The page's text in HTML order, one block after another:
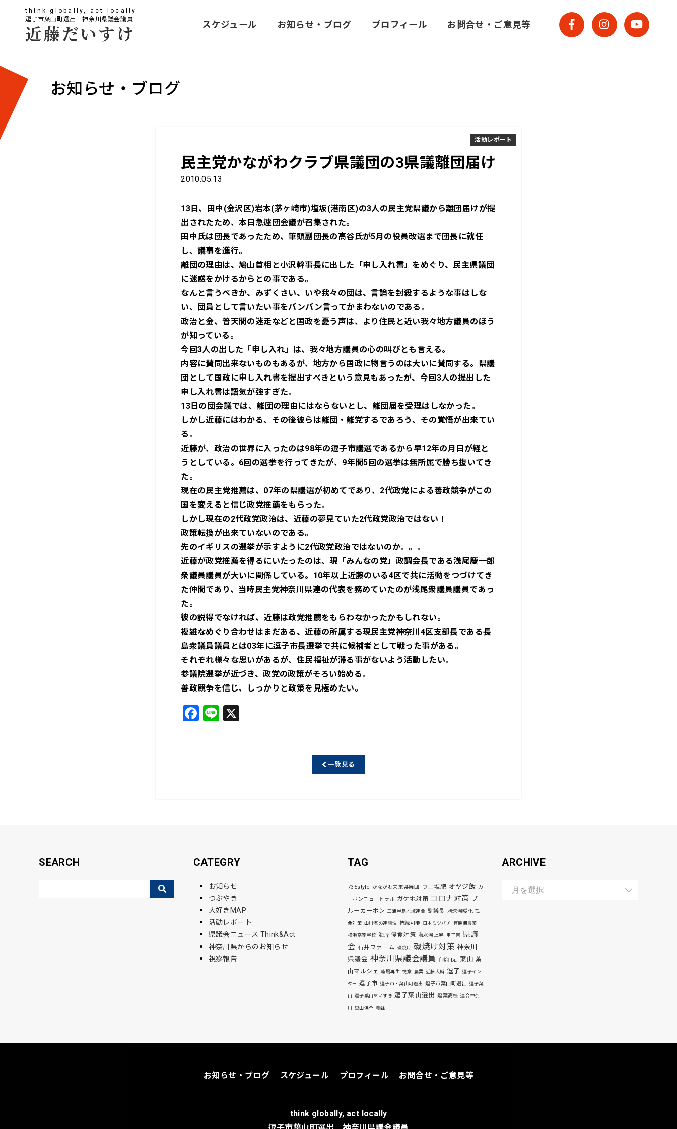
think globally, act locally
逗子市葉山町選出 神奈川県議会議員
近藤だいすけ スケジュール お知らせ・ブログ プロフィール お問合せ・ご意見等
お知らせ・ブログ
民主党かながわクラブ県議団の3県議離団届け
2010.05.13
活動レポート
13日、田中(金沢区)岩本(茅ヶ崎市)塩坂(港南区)の3人の民主党県議から離団届けが提
出されたため、本日急遽団会議が召集された。
田中氏は団長であったため、筆頭副団長の高谷氏が5月の役員改選まで団長に就任
し、議事を進行。
離団の理由は、鳩山首相と小沢幹事長に出した「申し入れ書」をめぐり、民主県議団
に迷惑をかけるからとの事である。
なんと言うべきか、みずくさい、いや我々の団は、言論を封殺するような事はしな
い、団員として言いたい事をバンバン言ってかまわないのである。
政治と金、普天間の迷走などと国政を憂う声は、より住民と近い我々地方議員のほう
が知っている。
今回3人の出した「申し入れ」は、我々地方議員の心の叫びとも言える。
内容に賛同出来ないものもあるが、地方から国政に物言うのは大いに賛同する。県議
団として国政に申し入れ書を提出すべきという意見もあったが、今回3人の提出した
申し入れ書は語気が強すぎた。
13日の団会議では、離団の理由にはならないとし、離団届を受理はしなかった。
しかし近藤にはわかる、その後彼らは離団・離党するであろう、その覚悟が出来てい
る。
近藤が、政治の世界に入ったのは98年の逗子市議選であるから早12年の月日が経と
うとしている。6回の選挙を行ってきたが、9年間5回の選挙は無所属で勝ち抜いてき
た。
現在の民主党推薦は、07年の県議選が初めてであり、2代政党による善政競争がこの
国を変えると信じ政党推薦をもらった。
しかし現在の2代政党政治は、近藤の夢見ていた2代政党政治ではない！
政策転換が出来ていないのである。
先のイギリスの選挙が示すように2代政党政治ではないのか。。。
近藤が政党推薦を得るにいたったのは、現「みんなの党」政調会長である浅尾慶一郎
衆議員議員が大いに関係している。10年以上近藤のいる4区で共に活動をつづけてき
た仲間であり、当時民主党神奈川県連の代表を務めていたのが浅尾衆議員議員であっ
た。
彼の説得でなければ、近藤は政党推薦をもらわなかったかもしれない。
複雑なめぐり合わせはまだある、近藤の所属する現民主党神奈川4区支部長である長
島衆議員議員とは03年に逗子市長選挙で共に候補者として戦った事がある。
それぞれ様々な思いがあるが、住民福祉が滞る事がないよう活動したい。
参議院選挙が近づき、政党の政策がそろい始める。
善政競争を信じ、しっかりと政策を見極めたい。
F
a
c
Li
n
e
一覧見る
SEARCH CATEGRY
お知らせ
つぶやき
大好きMAP
活動レポート
県議会ニュース Think&Act
神奈川県からのお知らせ
視察報告
TAG
735style かながわ未来県議団 ウニ堆肥 オヤジ飯 カ
ーボンニュートラル ガケ地対策 コロナ対策 ブ
ルーカーボン 三浦半島地域連合 副議長 地球温暖化 孤
食対策 山川海の連続性 持続可能 日本ミツバチ 有機無農薬
横浜高等学校 海岸侵食対策 海水温上昇 甲子園
県議
会 石井ファーム 磯焼け 磯焼け対策 神奈川
県議会 神奈川県議会議員 自給自足 葉山 葉
山マルシェ
藻場再生 視察 農業 近藤大輔 逗子 逗子イン
ター 逗子市 逗子市・葉山町選出 逗子市葉山町選出 逗子葉
山 逗子葉山だいすき 逗子葉山選出 逗葉高校 連合神奈
川 里山保全 養蜂
ARCHIVE
お知らせ・ブログ スケジュール プロフィール お問合せ・ご意見等
think globally, act locally